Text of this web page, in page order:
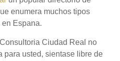
enumera muchos tipos
Espana.
Ciudad Real no
para usted, sientase libre de